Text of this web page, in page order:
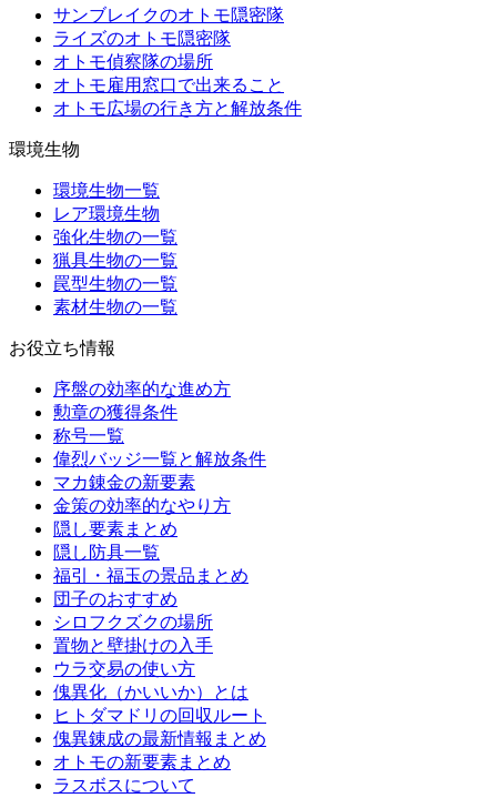
サンブレイクのオトモ隠密隊
ライズのオトモ隠密隊
オトモ偵察隊の場所
オトモ雇用窓口で出来ること
オトモ広場の行き方と解放条件
環境生物
環境生物一覧
レア環境生物
強化生物の一覧
猟具生物の一覧
罠型生物の一覧
素材生物の一覧
お役立ち情報
序盤の効率的な進め方
勲章の獲得条件
称号一覧
偉烈バッジ一覧と解放条件
マカ錬金の新要素
金策の効率的なやり方
隠し要素まとめ
隠し防具一覧
福引・福玉の景品まとめ
団子のおすすめ
シロフクズクの場所
置物と壁掛けの入手
ウラ交易の使い方
傀異化（かいいか）とは
ヒトダマドリの回収ルート
傀異錬成の最新情報まとめ
オトモの新要素まとめ
ラスボスについて